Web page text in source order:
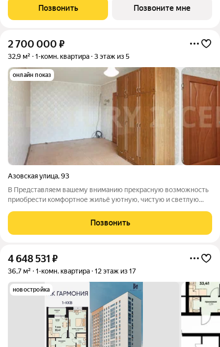
тех, кто ценит комфорт и функциональность: продуманная
Позвонить Позвоните мне
2 700 000 ₽
32,9 м² 1-комн. квартира 3 этаж из 5
онлайн показ
Азовская улица,93
В Представляем вашему вниманию прекрасную возможность
приобрести комфортное жильё уютную, чистую и светлую
расположенную по улице Азовская. Это одно из лучших
предложений на рынке недвижимости
Позвонить
4 648 531 ₽
36,7 м² 1-комн. квартира 12 этаж из 17
новостройка